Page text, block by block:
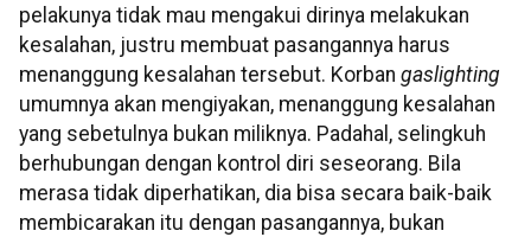
pelakunya tidak mau mengakui dirinya melakukan
kesalahan, justru membuat pasangannya harus
menanggung kesalahan tersebut. Korban gaslighting
umumnya akan mengiyakan, menanggung kesalahan
yang sebetulnya bukan miliknya. Padahal, selingkuh
berhubungan dengan kontrol diri seseorang. Bila
merasa tidak diperhatikan, dia bisa secara baik-baik
membicarakan itu dengan pasangannya, bukan